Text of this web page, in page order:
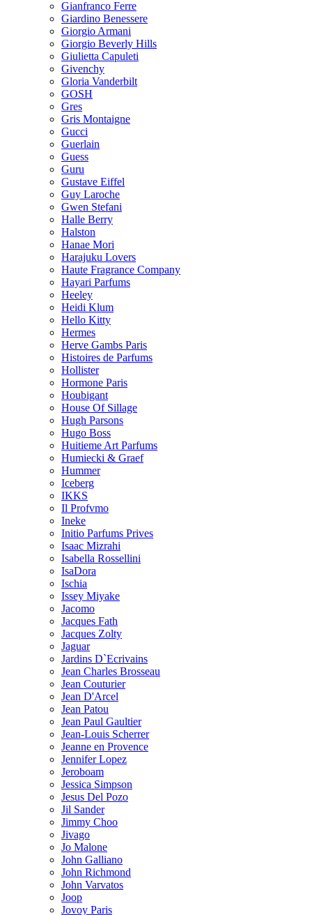
Gianfranco Ferre
Giardino Benessere
Giorgio Armani
Giorgio Beverly Hills
Giulietta Capuleti
Givenchy
Gloria Vanderbilt
GOSH
Gres
Gris Montaigne
Gucci
Guerlain
Guess
Guru
Gustave Eiffel
Guy Laroche
Gwen Stefani
Halle Berry
Halston
Hanae Mori
Harajuku Lovers
Haute Fragrance Company
Hayari Parfums
Heeley
Heidi Klum
Hello Kitty
Hermes
Herve Gambs Paris
Histoires de Parfums
Hollister
Hormone Paris
Houbigant
House Of Sillage
Hugh Parsons
Hugo Boss
Huitieme Art Parfums
Humiecki & Graef
Hummer
Iceberg
IKKS
Il Profvmo
Ineke
Initio Parfums Prives
Isaac Mizrahi
Isabella Rossellini
IsaDora
Ischia
Issey Miyake
Jacomo
Jacques Fath
Jacques Zolty
Jaguar
Jardins D`Ecrivains
Jean Charles Brosseau
Jean Couturier
Jean D'Arcel
Jean Patou
Jean Paul Gaultier
Jean-Louis Scherrer
Jeanne en Provence
Jennifer Lopez
Jeroboam
Jessica Simpson
Jesus Del Pozo
Jil Sander
Jimmy Choo
Jivago
Jo Malone
John Galliano
John Richmond
John Varvatos
Joop
Jovoy Paris